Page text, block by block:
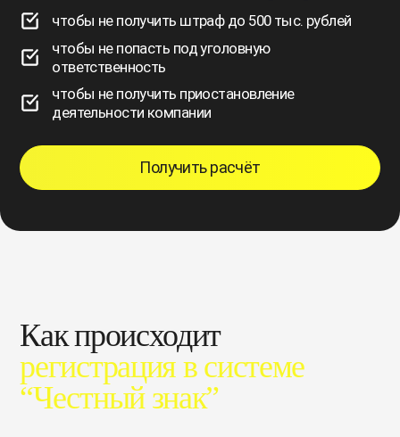
чтобы не получить штраф до 500 тыс. рублей
чтобы не попасть под уголовную
ответственность
чтобы не получить приостановление
деятельности компании
Получить расчёт
Как происходит
регистрация в системе
“Честный знак”